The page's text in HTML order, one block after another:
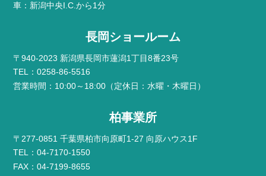
車：新潟中央I.C.から1分
長岡ショールーム
〒940-2023 新潟県長岡市蓮潟1丁目8番23号
TEL：0258-86-5516
営業時間：10:00～18:00（定休日：水曜・木曜日）
柏事業所
〒277-0851 千葉県柏市向原町1-27 向原ハウス1F
TEL：04-7170-1550
FAX：04-7199-8655